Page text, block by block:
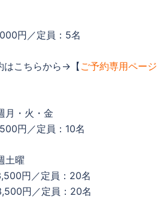
円／定員：5名
はこちらから→【 ご予約専用ページ
月・火・金
円／定員：10名
土曜
円／定員：20名
円／定員：20名